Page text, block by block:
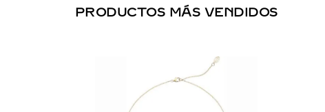
PRODUCTOS MÁS VENDIDOS